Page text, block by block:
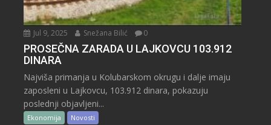
Jul 9, 2025 Snežana Bilić 0
PROSEČNA ZARADA U LAJKOVCU 103.912
DINARA
Najviša primanja u Kolubarskom okrugu i dalje imaju
zaposleni u Lajkovcu, 103.912 dinara, pokazuju
poslednji objavljeni...
Ekonomija Novosti